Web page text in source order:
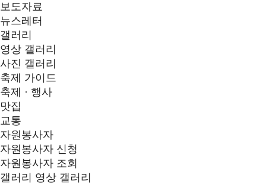
보도자료
뉴스레터
갤러리
영상 갤러리
사진 갤러리
축제 가이드
축제 · 행사
맛집
교통
자원봉사자
자원봉사자 신청
자원봉사자 조회
갤러리 영상 갤러리